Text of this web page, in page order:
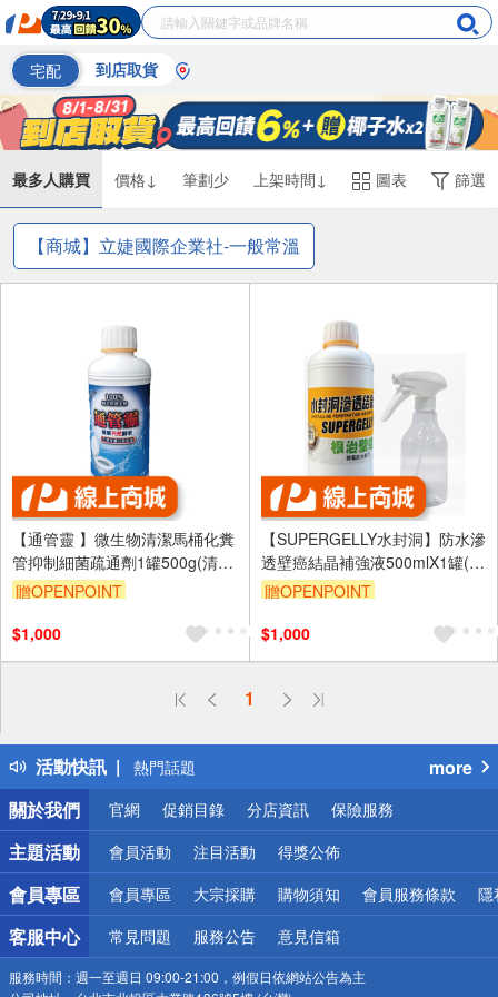
宅配 到店取貨
最多人購買 價格↓ 筆劃少 上架時間↓ 圖表 篩選
【商城】立婕國際企業社-一般常溫
【通管靈 】微生物清潔馬桶化糞
管抑制細菌疏通劑1罐500g(清潔
快速除臭衛生環保台灣製)
贈OPENPOINT
$1,000
【SUPERGELLY水封洞】防水滲
透壁癌結晶補強液500mlX1罐(牆
壁 壁面 台灣製造 無甲醛 無重金
贈OPENPOINT
$1,000
1
活動快訊
偏遠地區配送
得獎公告
熱門話題
銀行優惠
偏遠地區配送
詐騙網頁！請小心！
more
關於我們
官網 促銷目錄 分店資訊 保險服務
主題活動 會員活動 注目活動 得獎公佈
會員專區 會員專區 大宗採購 購物須知 會員服務條款 隱
客服中心 常見問題 服務公告 意見信箱
服務時間： 週一至週日 09:00-21:00，例假日依網站公告為主